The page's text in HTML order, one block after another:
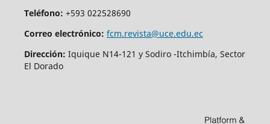
Teléfono: +593 022528690
Correo electrónico: fcm.revista@uce.edu.ec
Dirección: Iquique N14-121 y Sodiro -Itchimbía, Sector
El Dorado